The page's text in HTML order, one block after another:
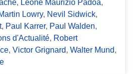
, Leone Maurizio Padoa,
Lowry, Nevil Sidwick,
, Paul Karrer, Paul Walden,
d'Actualité, Robert
, Victor Grignard, Walter Mund,